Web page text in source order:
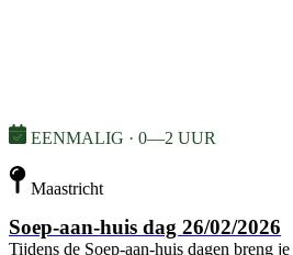
EENMALIG · 0—2 UUR
Maastricht
Soep-aan-huis dag 26/02/2026
Tijdens de Soep-aan-huis dagen breng